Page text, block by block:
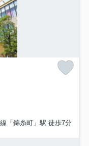
「錦糸町」駅 徒歩7分